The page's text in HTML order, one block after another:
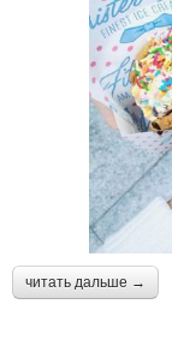
читать дальше →